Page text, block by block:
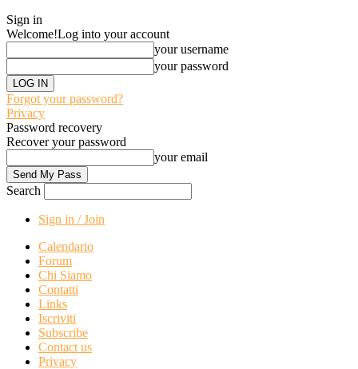
Sign in
Welcome!Log into your account
your username
your password
Forgot your password?
Privacy
Password recovery
Recover your password
your email
Search
Sign in / Join
Calendario
Forum
Chi Siamo
Contatti
Links
Iscriviti
Subscribe
Contact us
Privacy